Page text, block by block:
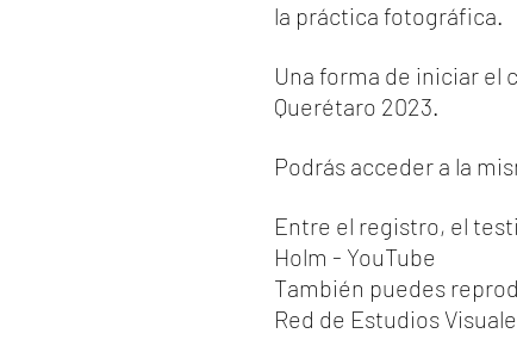
la práctica fotográfica.
Una forma de iniciar el
Querétaro 2023.
Podrás acceder a la
Entre el registro, el
Holm - YouTube
También puedes
Red de Estudios